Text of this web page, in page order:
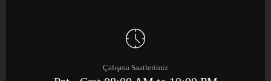
Çalışma Saatlerimiz